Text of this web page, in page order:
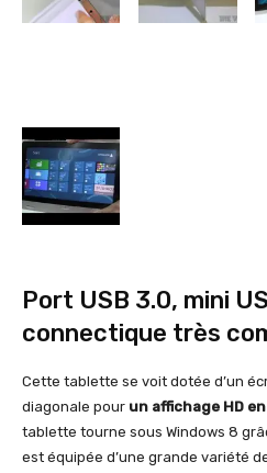
Port USB 3.0, mini
connectique très
Cette tablette se voit dotée d’un
diagonale pour un affichage HD
tablette tourne sous Windows 8
est équipée d’une grande variété